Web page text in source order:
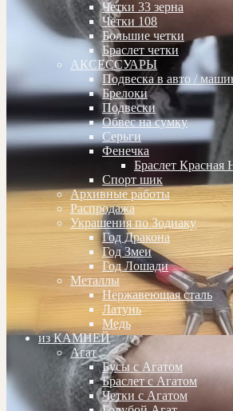
Четки 33 зерна
Четки 108
Большие четки
Браслет четки
АКСЕССУАРЫ
Подвеска в авто /
Брелоки
Подвески
Обвес на сумку
Серьги
Фенечка
Браслет Красная
Спорт шик
Архивные работы
Распродажа
Украшения по Зодиаку
Год Дракона
Год Змеи
Год Лошади
Металлы
Нержавеющая сталь
Латунь
Медь
из КАМНЕЙ
Агат
Бусы с Агатом
Браслет с Агатом
Четки с Агатом